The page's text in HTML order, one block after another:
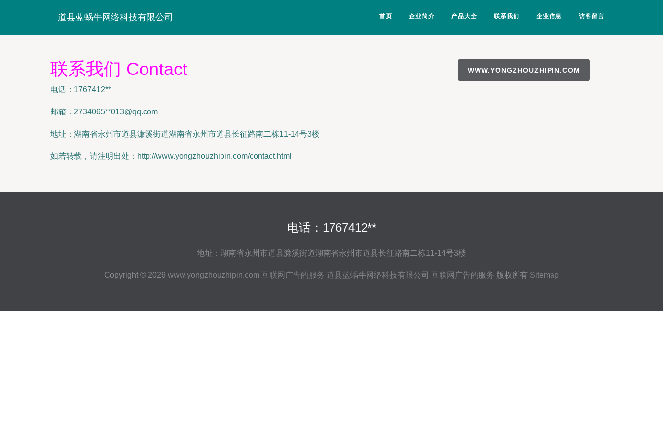
道县蓝蜗牛网络科技有限公司 首页 企业简介 产品大全 联系我们 企业信息 访客留言
联系我们 Contact
电话：1767412**
邮箱：2734065**013@qq.com
地址：湖南省永州市道县濂溪街道湖南省永州市道县长征路南二栋11-14号3楼
如若转载，请注明出处：http://www.yongzhouzhipin.com/contact.html
WWW.YONGZHOUZHIPIN.COM
电话：1767412**
地址：湖南省永州市道县濂溪街道湖南省永州市道县长征路南二栋11-14号3楼
Copyright © 2026 www.yongzhouzhipin.com 互联网广告的服务 道县蓝蜗牛网络科技有限公司 互联网广告的服务 版权所有 Sitemap